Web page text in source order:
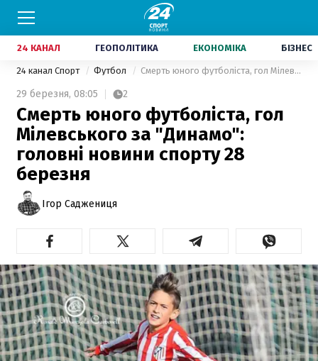
24 КАНАЛ ГЕОПОЛІТИКА ЕКОНОМІКА БІЗНЕС
24 канал Спорт Футбол Смерть юного футболіста, гол Мілевського за "Динамо": головні новини спорту 28 березня
29 березня, 08:05 2
Смерть юного футболіста, гол
Мілевського за "Динамо":
головні новини спорту 28
березня
Ігор Саджениця